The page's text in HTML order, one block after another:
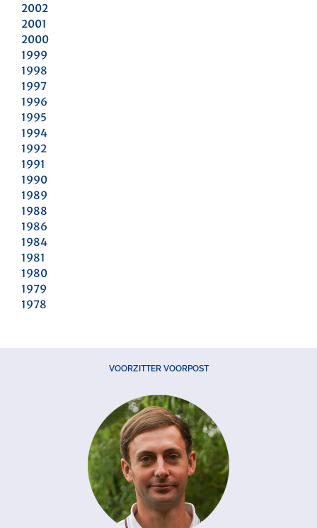
2002
2001
2000
1999
1998
1997
1996
1995
1994
1992
1991
1990
1989
1988
1986
1984
1981
1980
1979
1978
VOORZITTER VOORPOST